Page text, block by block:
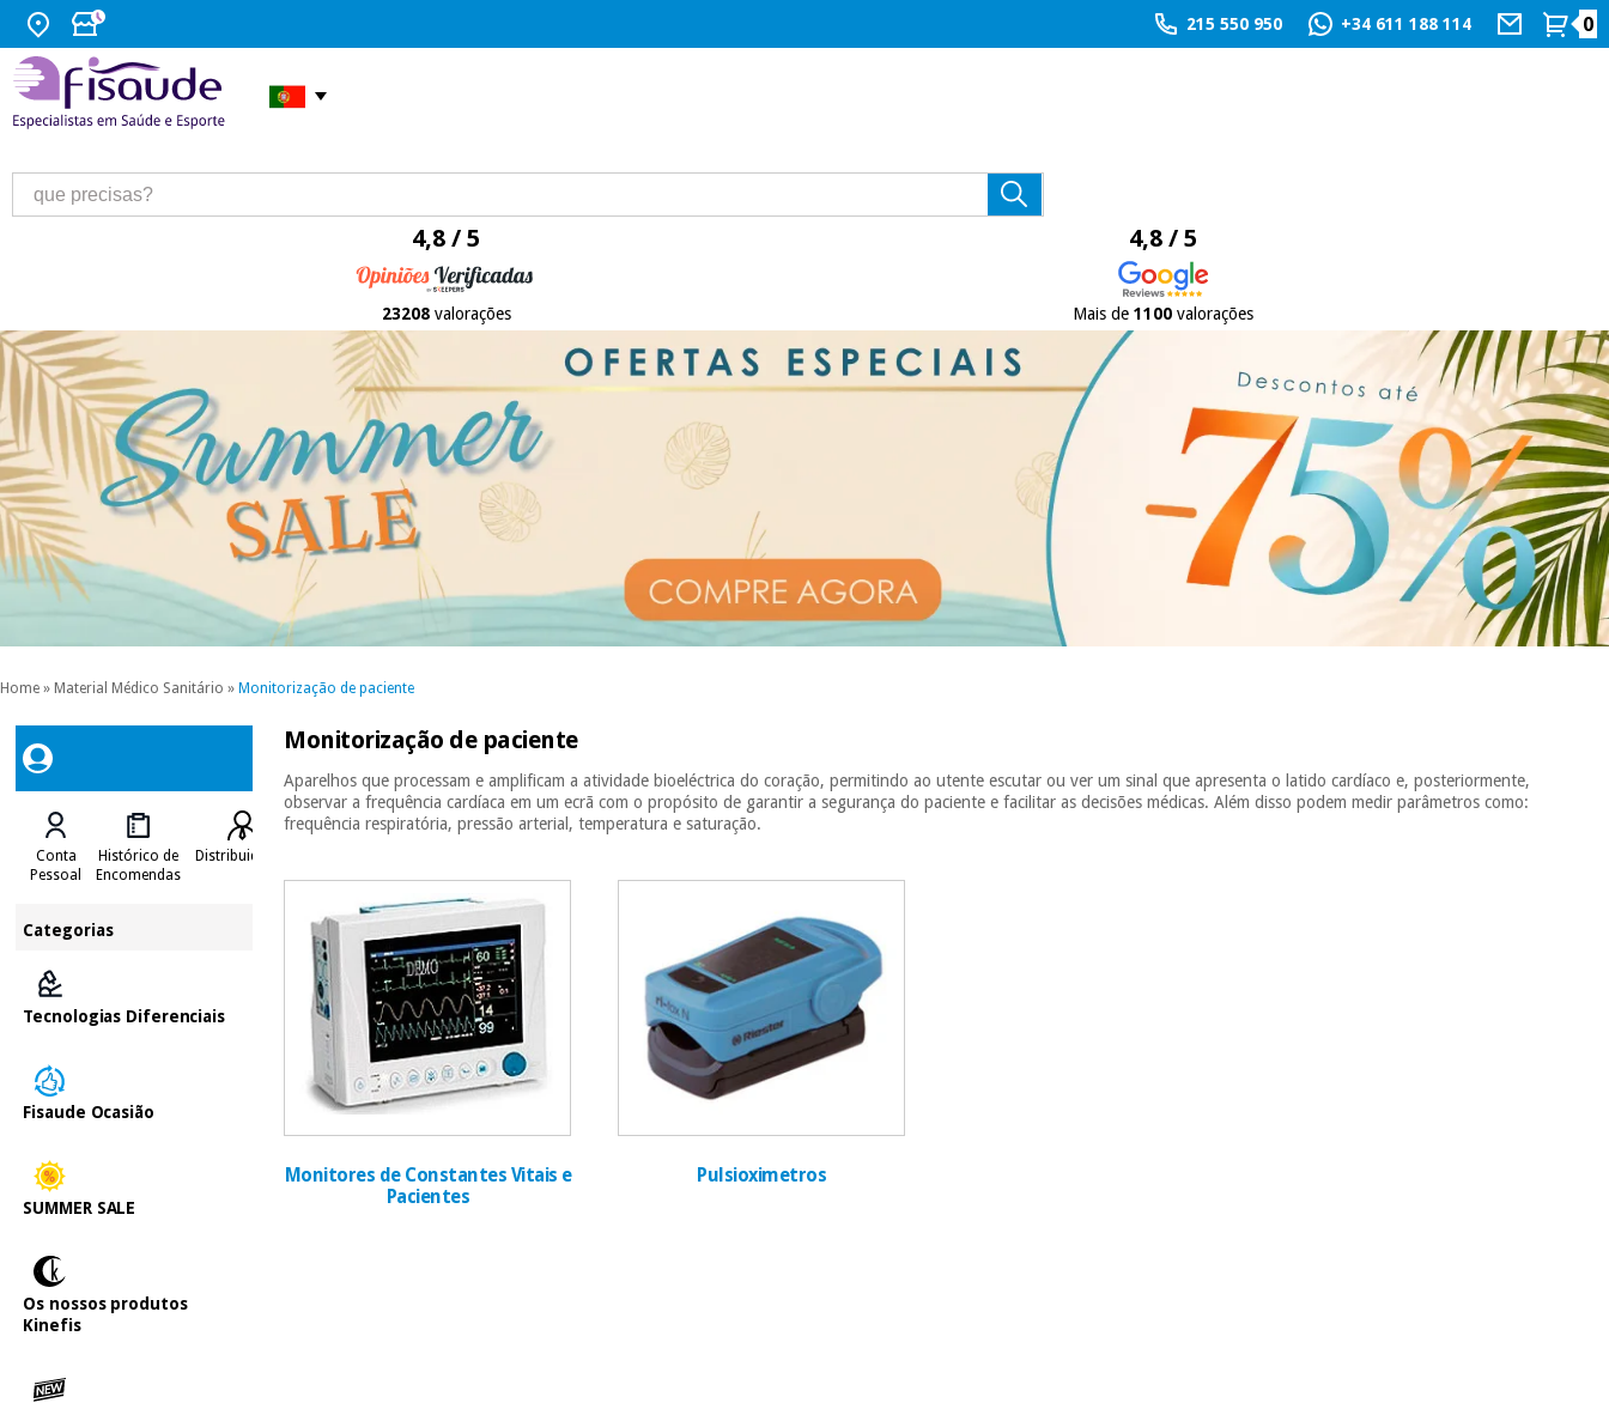
215 550 950 +34 611 188 114 0
4,8 / 5
23208valorações
4,8 / 5
Mais de 1100valorações
Home » Material Médico Sanitário » Monitorização de paciente
Conta
Pessoal
Histórico de
Encomendas
Distribuidores
Categorias
Tecnologias Diferenciais
Fisaude Ocasião
SUMMER SALE
Os nossos produtos
Kinefis
Monitorização de paciente
Aparelhos que processam e amplificam a atividade bioeléctrica do coração, permitindo ao utente escutar ou ver um sinal que apresenta o latido cardíaco e, posteriormente,
observar a frequência cardíaca em um ecrã com o propósito de garantir a segurança do paciente e facilitar as decisões médicas. Além disso podem medir parâmetros como:
frequência respiratória, pressão arterial, temperatura e saturação.
Monitores de Constantes Vitais e
Pacientes
Pulsioximetros